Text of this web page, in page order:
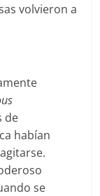
volvieron a
de
habían
se